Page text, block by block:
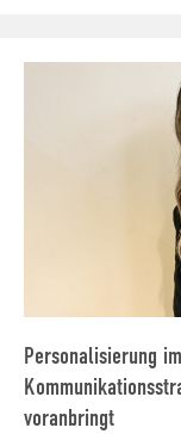
Personalisierung
voranbringt